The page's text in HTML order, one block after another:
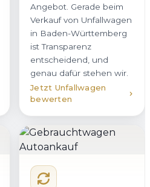
Angebot. Gerade beim
Verkauf von Unfallwagen
in Baden-Württemberg
ist Transparenz
entscheidend, und
genau dafür stehen wir.
Jetzt Unfallwagen
bewerten